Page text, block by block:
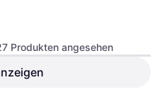
Creative Knitting Starter Kit
Produkten angesehen